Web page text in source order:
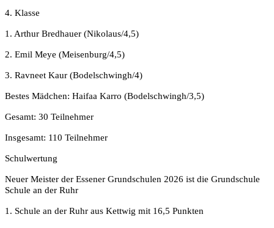
4. Klasse
1. Arthur Bredhauer (Nikolaus/4,5)
2. Emil Meye (Meisenburg/4,5)
3. Ravneet Kaur (Bodelschwingh/4)
Bestes Mädchen: Haifaa Karro (Bodelschwingh/3,5)
Gesamt: 30 Teilnehmer
Insgesamt: 110 Teilnehmer
Schulwertung
Neuer Meister der Essener Grundschulen 2026 ist die Grundschule
Schule an der Ruhr
1. Schule an der Ruhr aus Kettwig mit 16,5 Punkten